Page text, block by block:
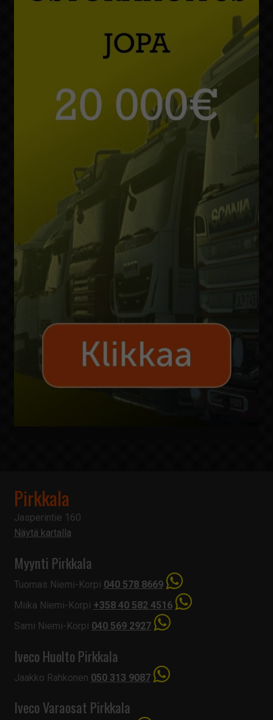
Pirkkala
Jasperintie 160
Näytä kartalla
Myynti Pirkkala
Tuomas Niemi-Korpi 040 578 8669
Miika Niemi-Korpi +358 40 582 4516
Sami Niemi-Korpi 040 569 2927
Iveco Huolto Pirkkala
Jaakko Rahkonen 050 313 9087
Iveco Varaosat Pirkkala